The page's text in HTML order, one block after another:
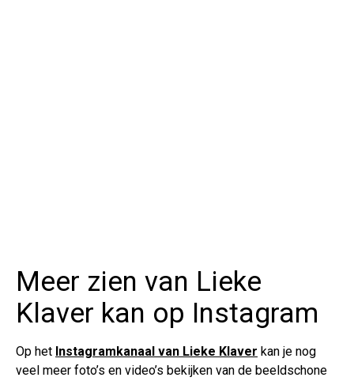
Meer zien van Lieke
Klaver kan op Instagram
Op het Instagramkanaal van Lieke Klaver kan je nog
veel meer foto’s en video’s bekijken van de beeldschone